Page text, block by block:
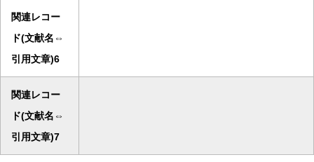
関連レコー
ド(文献名⇔
引用文章)6
関連レコー
ド(文献名⇔
引用文章)7